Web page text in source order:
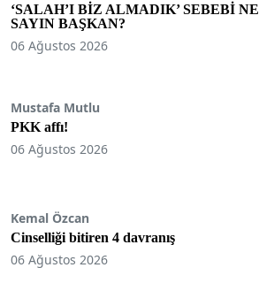
‘SALAH’I BİZ ALMADIK’ SEBEBİ NE
SAYIN BAŞKAN?
06 Ağustos 2026
Mustafa Mutlu
PKK affı!
06 Ağustos 2026
Kemal Özcan
Cinselliği bitiren 4 davranış
06 Ağustos 2026